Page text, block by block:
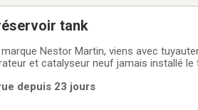
tank
Nestor Martin, viens avec
et catalyseur neuf jamais installé
depuis 23 jours